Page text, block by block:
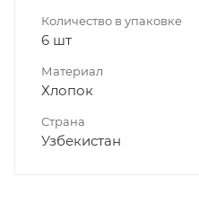
Количество в упаковке
6 шт
Материал
Хлопок
Страна
Узбекистан